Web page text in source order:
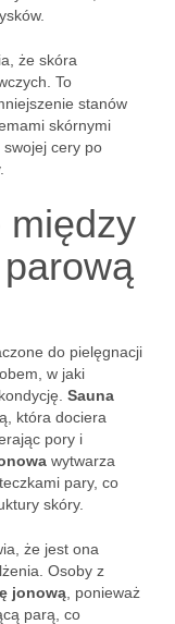
że skóra
To
stanów
skórnymi
cery po
między
do pielęgnacji
w jaki
Sauna
która dociera
pory i
wytwarza
pary, co
skóry.
że jest ona
Osoby z
jonową , ponieważ
parą, co